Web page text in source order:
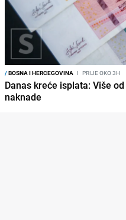
/BOSNA I HERCEGOVINA I PRIJE OKO 3H
Danas kreće isplata: Više
naknade